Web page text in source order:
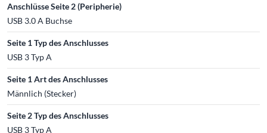
Anschlüsse Seite 2 (Peripherie)
USB 3.0 A Buchse
Seite 1 Typ des Anschlusses
USB 3 Typ A
Seite 1 Art des Anschlusses
Männlich (Stecker)
Seite 2 Typ des Anschlusses
USB 3 Typ A